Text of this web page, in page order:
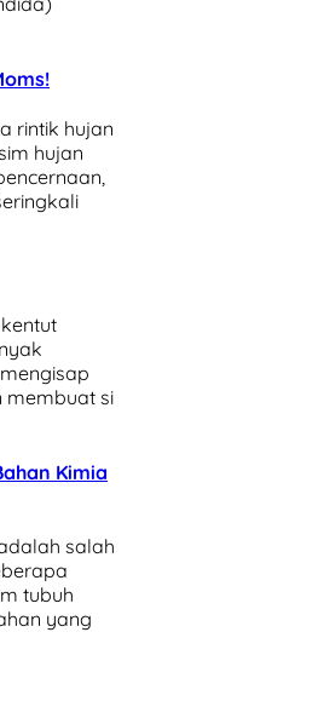
rintik hujan
hujan
membuat si
Kimia
salah
tubuh
yang